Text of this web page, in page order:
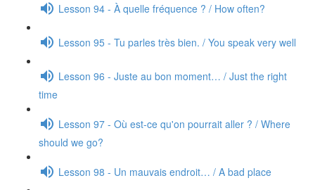
Lesson 94 - À quelle fréquence ? / How often?
Lesson 95 - Tu parles très bien. / You speak very well
Lesson 96 - Juste au bon moment… / Just the right
time
Lesson 97 - Où est-ce qu'on pourrait aller ? / Where
should we go?
Lesson 98 - Un mauvais endroit… / A bad place